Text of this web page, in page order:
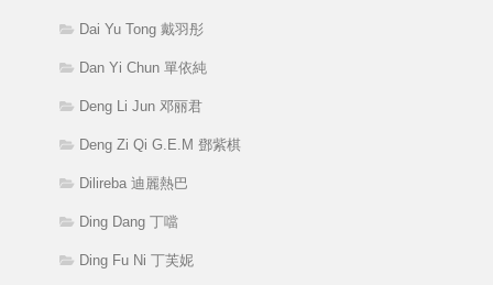
Dai Yu Tong 戴羽彤
Dan Yi Chun 單依純
Deng Li Jun 邓丽君
Deng Zi Qi G.E.M 鄧紫棋
Dilireba 迪麗熱巴
Ding Dang 丁噹
Ding Fu Ni 丁芙妮